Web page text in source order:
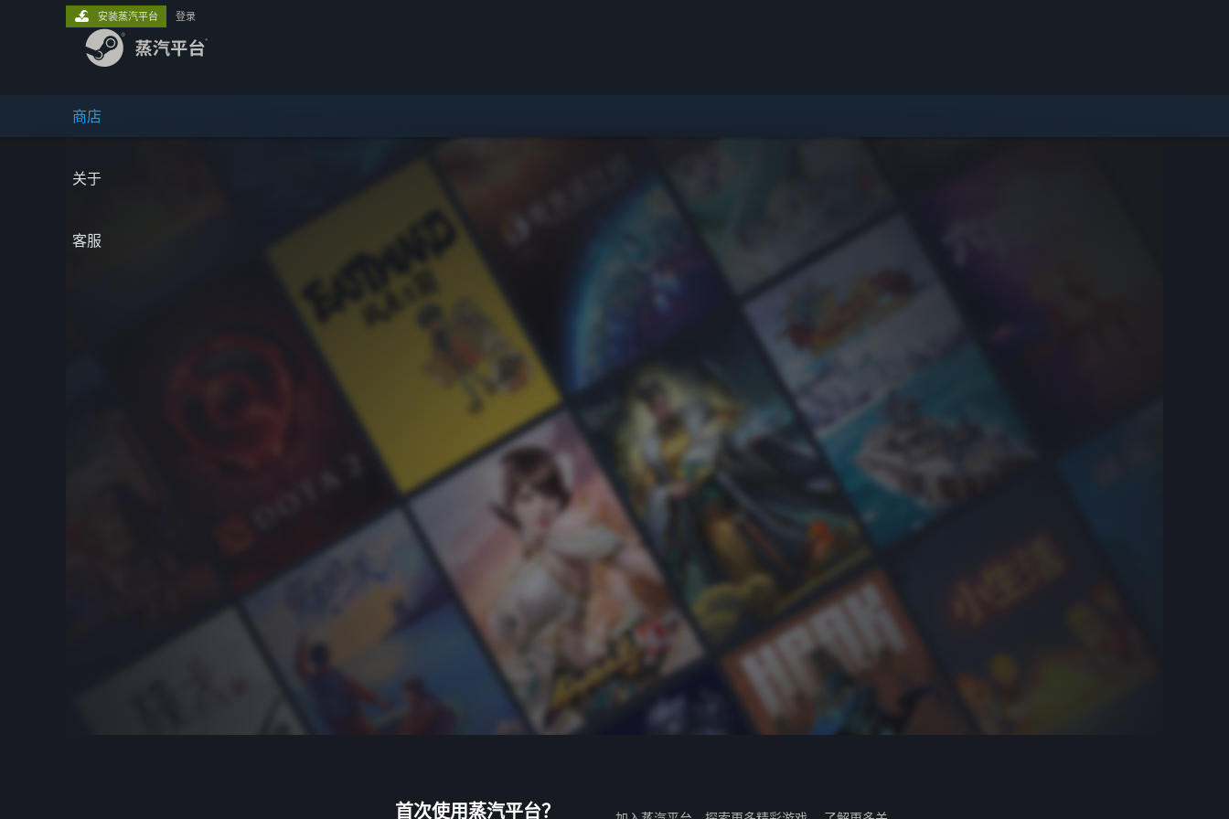
商店
关于
客服
安装蒸汽平台 登录
首次使用蒸汽平台？